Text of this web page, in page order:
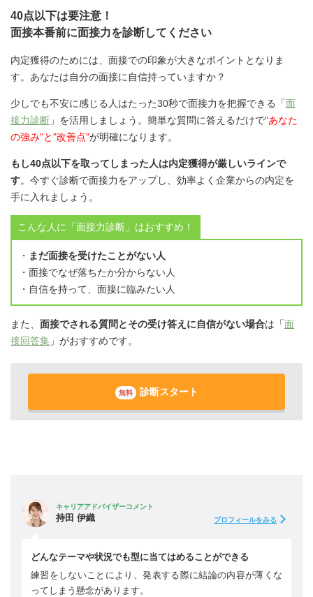
40点以下は要注意！
面接本番前に面接力を診断してください
内定獲得のためには、面接での印象が大きなポイントとなりま
す。あなたは自分の面接に自信持っていますか？
少しでも不安に感じる人はたった30秒で面接力を把握できる「面
接力診断 」を活用しましょう。簡単な質問に答えるだけで"あなた
の強み"と"改善点"が明確になります。
もし40点以下を取ってしまった人は内定獲得が厳しいラインで
す。今すぐ診断で面接力をアップし、効率よく企業からの内定を
手に入れましょう。
こんな人に「面接力診断」はおすすめ！
・ まだ面接を受けたことがない人
・面接でなぜ落ちたか分からない人
・自信を持って、面接に臨みたい人
また、 面接でされる質問とその受け答えに自信がない場合は「面
接回答集 」がおすすめです。
無料 診断スタート
キャリアアドバイザーコメント
持田 伊織 プロフィールをみる
どんなテーマや状況でも型に当てはめることができる
練習をしないことにより、発表する際に結論の内容が薄くな
ってしまう懸念があります。